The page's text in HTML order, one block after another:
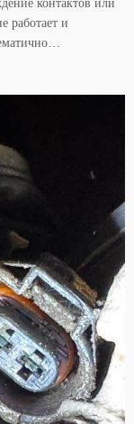
контактов или
работает и